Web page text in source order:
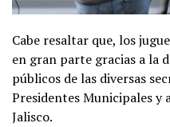
Cabe resaltar que, los
en gran parte gracias a la
públicos de las diversas
Presidentes Municipales y
Jalisco.